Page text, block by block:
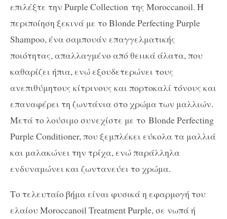
επιλέξτε την Purple Collection της Moroccanoil. Η
περιποίηση ξεκινά με τοBlonde Perfecting Purple
Shampoo, ένα σαμπουάν επαγγελματικής
ποιότητας, απαλλαγμένο από θειικά άλατα, που
καθαρίζει ήπια, ενώ εξουδετερώνει τους
ανεπιθύμητους κίτρινους και πορτοκαλί τόνους και
επαναφέρει τη ζωντάνια στο χρώμα των μαλλιών.
Μετά το λούσιμο συνεχίστε με το Blonde Perfecting
Purple Conditioner,που ξεμπλέκει εύκολα τα μαλλιά
και μαλακώνει την τρίχα, ενώ παράλληλα
ενδυναμώνει και ζωντανεύει το χρώμα.
Το τελευταίο βήμα είναι φυσικά η εφαρμογή του
ελαίου Moroccanoil Treatment Purple, σε νωπά ή